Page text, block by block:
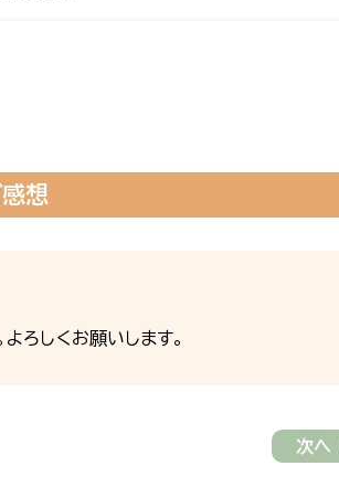
感想
ろしくお願いします。
次へ